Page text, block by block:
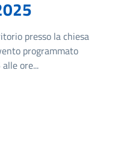
presso la chiesa
programmato
ore...